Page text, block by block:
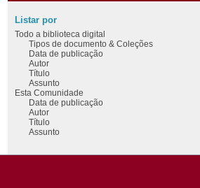
Listar por
Todo a biblioteca digital
Tipos de documento & Coleções
Data de publicação
Autor
Título
Assunto
Esta Comunidade
Data de publicação
Autor
Título
Assunto